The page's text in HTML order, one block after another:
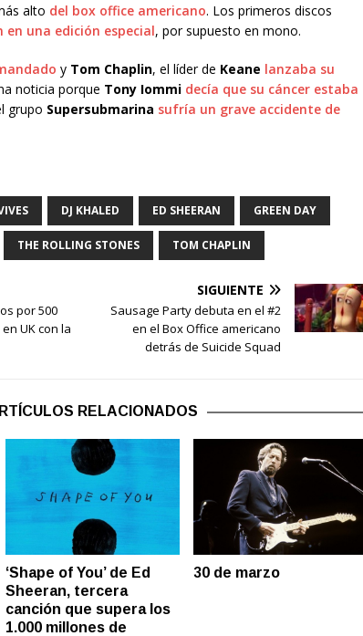
alto del box office americano. Los primeros discos
en una edición especial, por supuesto en mono.
y Tom Chaplin, el líder de Keane lanzaba su
noticia porque Tony Iommi decía que su cáncer estaba
grupo Supersubmarina sufría un grave accidente de
DJ KHALED ED SHEERAN GREEN DAY
THE ROLLING STONES TOM CHAPLIN
por 500
UK con la
SIGUIENTE
Sausage Party debuta en el #2
en el Box Office americano
detrás de Suicide Squad
RELACIONADOS
‘Shape of You’ de Ed
Sheeran, tercera
canción que supera los
1.000 millones de
30 de marzo